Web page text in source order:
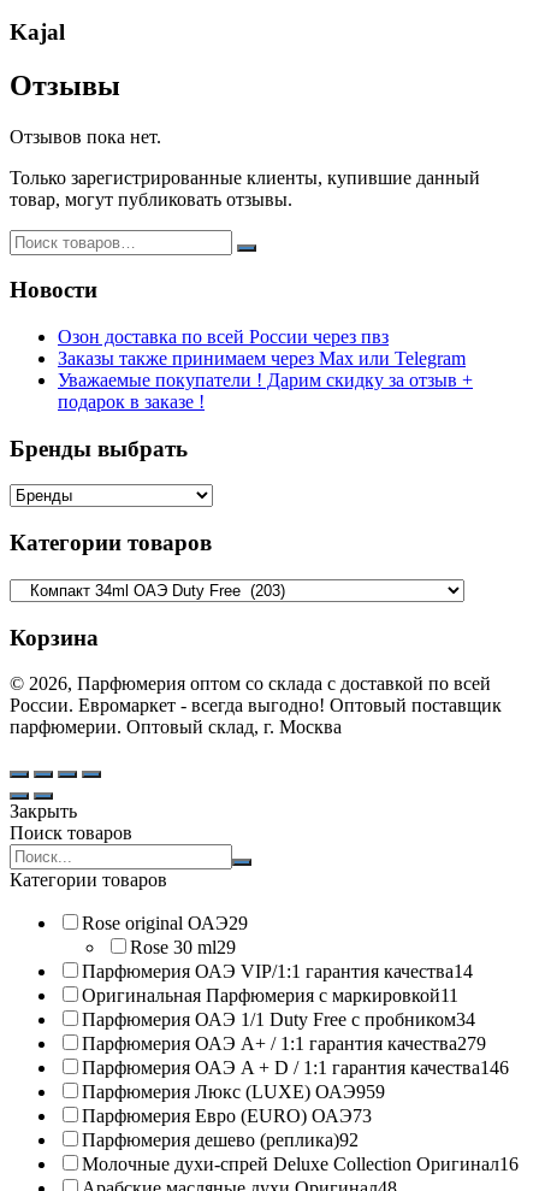
Kajal
Отзывы
Отзывов пока нет.
Только зарегистрированные клиенты, купившие данный
товар, могут публиковать отзывы.
Новости
Озон доставка по всей России через пвз
Заказы также принимаем через Max или Telegram
Уважаемые покупатели ! Дарим скидку за отзыв +
подарок в заказе !
Бренды выбрать
Категории товаров
Корзина
© 2026, Парфюмерия оптом со склада с доставкой по всей
России. Евромаркет - всегда выгодно! Оптовый поставщик
парфюмерии. Оптовый склад, г. Москва
Закрыть
Поиск товаров
Search
products:
Категории товаров
Rose original ОАЭ29
Rose 30 ml29
Парфюмерия ОАЭ VIP/1:1 гарантия качества14
Оригинальная Парфюмерия с маркировкой11
Парфюмерия ОАЭ 1/1 Duty Free с пробником34
Парфюмерия ОАЭ A+ / 1:1 гарантия качества279
Парфюмерия ОАЭ A + D / 1:1 гарантия качества146
Парфюмерия Люкс (LUXE) ОАЭ959
Парфюмерия Евро (EURO) ОАЭ73
Парфюмерия дешево (реплика)92
Молочные духи-спрей Deluxe Collection Оригинал16